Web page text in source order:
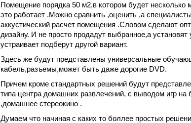
Помещение порядка 50 м2,в котором будет несколько
это работает .Можно сравнить ,оценить ,а
аккустический расчет помещения .Словом сделают
дизайну. И не просто продадут выбранное,а
устраивает подберут другой вариант.
Здесь же будут представлены универсальные
кабель,разъемы,может быть даже дорогие DVD.
Причем кроме стандартных решений будут
типа центра домашних развлечений, с выводом игр на
,домашнее стереокино .
Думаем что начиная с каких то боллее простых